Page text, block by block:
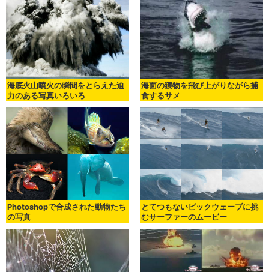
海底火山噴火の瞬間をとらえた迫
力のある写真いろいろ
海面の獲物を飛び上がりながら捕
食するサメ
Photoshopで合成された動物たち
の写真
とてつもないビックウェーブに挑
むサーファーのムービー